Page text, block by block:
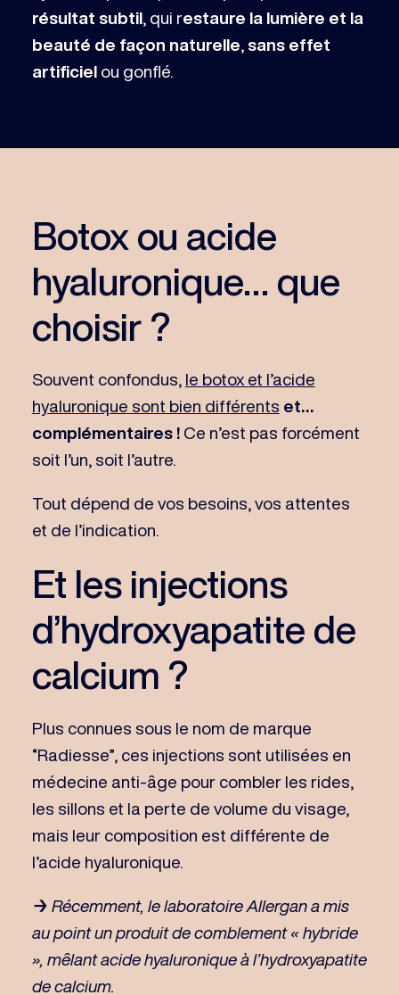
résultat subtil, qui restaure la lumière et la
beauté de façon naturelle sans effet
artificielou gonflé.
Botox ou acide
hyaluronique… que
choisir ?
Souvent confondus, le botox et l’acide
hyaluronique sont bien différents et…
complémentaires ! Ce n’est pas forcément
soit l’un, soit l’autre.
Tout dépend de vos besoins, vos attentes
et de l’indication.
Et les injections
d’hydroxyapatite de
calcium ?
Plus connues sous le nom de marque
“Radiesse”, ces injections sont utilisées en
médecine anti-âge pour combler les rides,
les sillons et la perte de volume du visage,
mais leur composition est différente de
l’acide hyaluronique.
→ Récemment, le laboratoire Allergan a mis
au point un produit de comblement « hybride
», mêlant acide hyaluronique à l’hydroxyapatite
de calcium.